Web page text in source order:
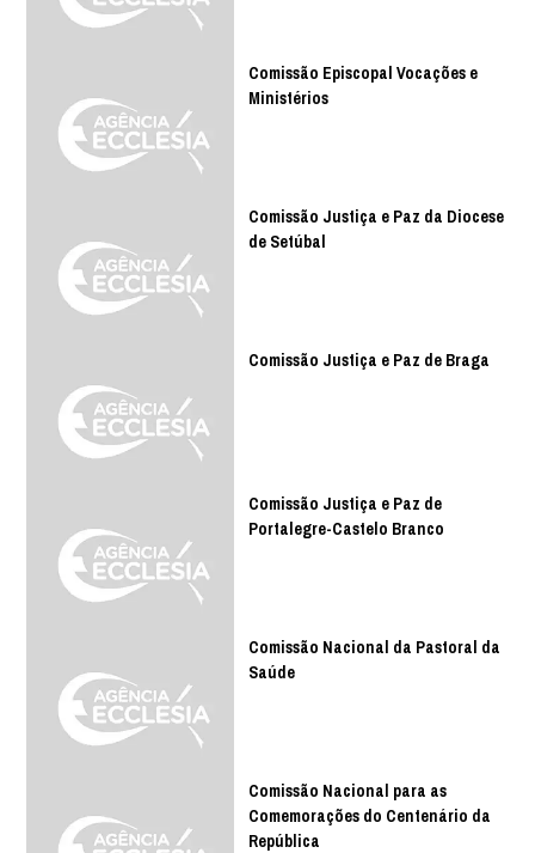
Comissão Episcopal Vocações e
Ministérios
Comissão Justiça e Paz da Diocese
de Setúbal
Comissão Justiça e Paz de Braga
Comissão Justiça e Paz de
Portalegre-Castelo Branco
Comissão Nacional da Pastoral da
Saúde
Comissão Nacional para as
Comemorações do Centenário da
República